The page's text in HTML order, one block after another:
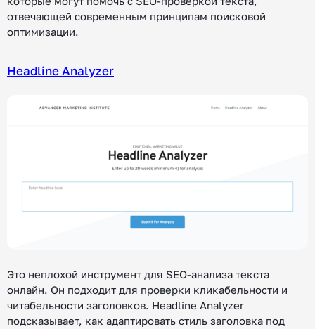
отвечающей современным принципам поисковой
оптимизации.
Headline Analyzer
Это неплохой инструмент для SEO-анализа текста
онлайн. Он подходит для проверки кликабельности и
читабельности заголовков. Headline Analyzer
подсказывает, как адаптировать стиль заголовка под